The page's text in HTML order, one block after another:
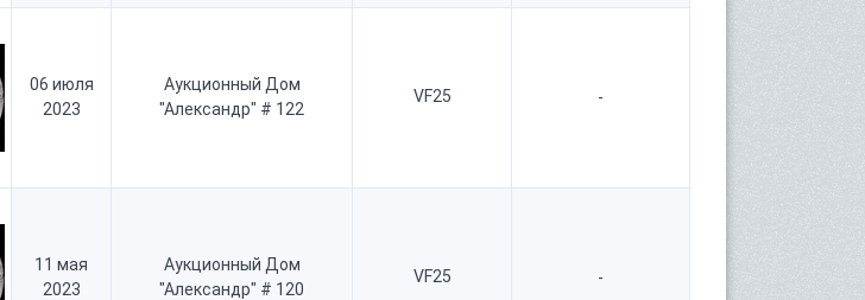
06 июля
2023
Аукционный Дом
"Александр" # 122
VF25 -
11 мая
2023
Аукционный Дом
"Александр" # 120
VF25 -